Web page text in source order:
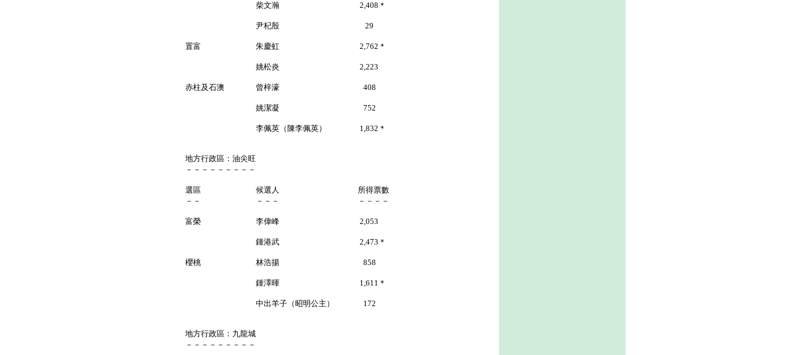
柴文瀚 2,408＊
尹杞殷 29
置富 朱慶虹 2,762＊
姚松炎 2,223
赤柱及石澳 曾梓濠 408
姚潔凝 752
李佩英（陳李佩英） 1,832＊
地方行政區：油尖旺
－－－－－－－－－
選區 候選人 所得票數
－－ －－－ －－－－
富榮 李偉峰 2,053
鍾港武 2,473＊
櫻桃 林浩揚 858
鍾澤暉 1,611＊
中出羊子（昭明公主） 172
地方行政區：九龍城
－－－－－－－－－